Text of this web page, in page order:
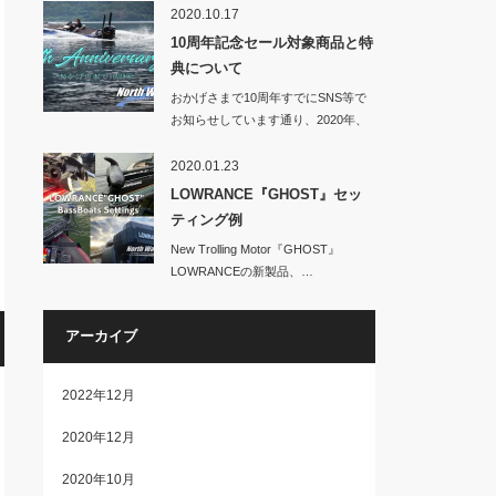
2020.10.17
10周年記念セール対象商品と特
典について
おかげさまで10周年すでにSNS等で
お知らせしています通り、2020年、
2020.01.23
LOWRANCE『GHOST』セッ
ティング例
New Trolling Motor『GHOST』
LOWRANCEの新製品、…
アーカイブ
2022年12月
2020年12月
2020年10月